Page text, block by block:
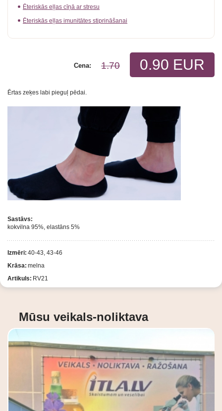
Ēteriskās eļļas cīņā ar stresu
Ēteriskās eļļas imunitātes stiprināšanai
0.90 EUR
1.70
Cena:
Ērtas zeķes labi pieguļ pēdai.
Sastāvs:
kokvilna 95%, elastāns 5%
Izmēri: 40-43, 43-46
Krāsa: melna
Artikuls: RV21
Mūsu veikals-noliktava